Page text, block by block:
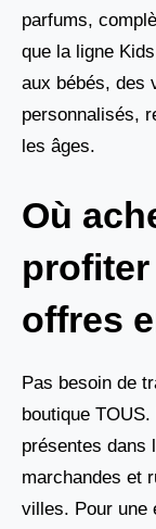
parfums,
que la ligne
aux bébés, des
personnalisés,
les âges.
Où
offres
Pas besoin de
boutique
présentes dans
marchandes et
villes. Pour une